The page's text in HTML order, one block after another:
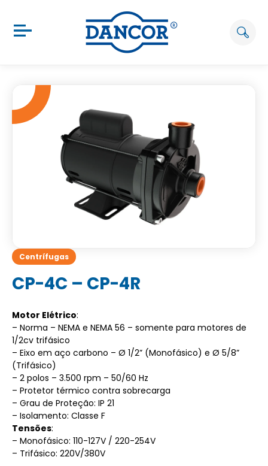
Centrífugas
CP-4C – CP-4R
Motor Elétrico:
– Norma – NEMA e NEMA 56 – somente para motores de
1/2cv trifásico
– Eixo em aço carbono – Ø 1/2” (Monofásico) e Ø 5/8”
(Trifásico)
– 2 polos – 3.500 rpm – 50/60 Hz
– Protetor térmico contra sobrecarga
– Grau de Proteção: IP 21
– Isolamento: Classe F
Tensões:
– Monofásico: 110-127V / 220-254V
– Trifásico: 220V/380V